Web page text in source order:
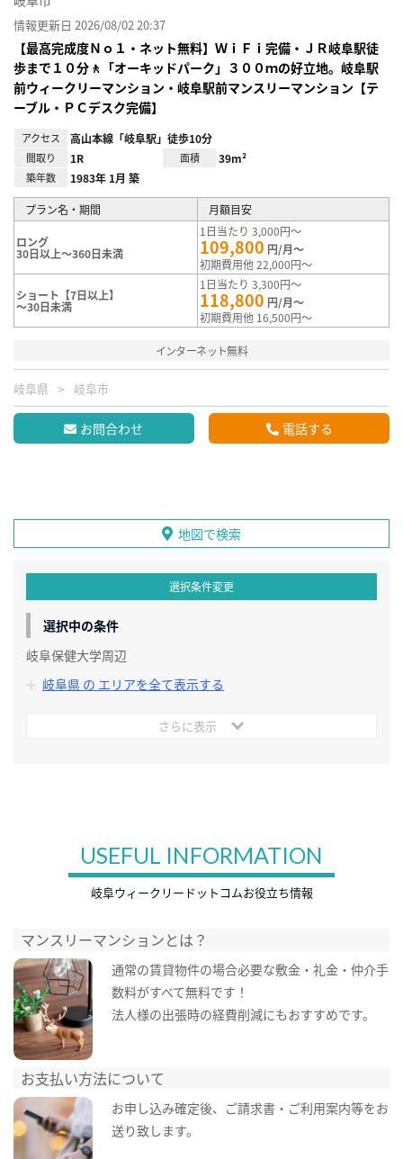
情報更新日 2026/08/02 20:37
【最高完成度Ｎｏ１・ネット無料】ＷｉＦｉ完備・ＪＲ岐阜駅徒
歩まで１０分🚶「オーキッドパーク」３００ｍの好立地。岐阜駅
前ウィークリーマンション・岐阜駅前マンスリーマンション【テ
ーブル・ＰＣデスク完備】
アクセス 高山本線「岐阜駅」徒歩10分
間取り 1R 面積 39m²
築年数 1983年 1月 築
プラン名・期間 月額目安
ロング
30日以上～360日未満
1日当たり 3,000円～
109,800 円/月～
初期費用他 22,000円～
ショート【7日以上】
～30日未満
1日当たり 3,300円～
118,800 円/月～
初期費用他 16,500円～
インターネット無料
岐阜県 岐阜市
お問合わせ 電話する
地図で検索
選択条件変更
選択中の条件
岐阜保健大学周辺
岐阜県 の エリアを全て表示する
さらに表示
USEFUL INFORMATION
岐阜ウィークリードットコムお役立ち情報
マンスリーマンションとは？
通常の賃貸物件の場合必要な敷金・礼金・仲介手
数料がすべて無料です！
法人様の出張時の経費削減にもおすすめです。
お支払い方法について
お申し込み確定後、ご請求書・ご利用案内等をお
送り致します。